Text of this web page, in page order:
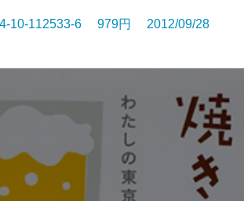
10-112533-6 979円 2012/09/28